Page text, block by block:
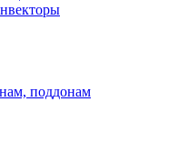
поддонам